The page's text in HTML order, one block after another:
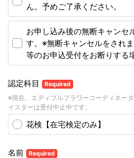
ん。予めご了承ください。
お申し込み後の無断キャンセ
す。※無断キャンセルをされ
等のお申込受付をお断りする
認定科目 Required
※現在、エディブルフラワーコーディネー
イスターは受付中止中です。
花検【在宅検定のみ】
名前 Required